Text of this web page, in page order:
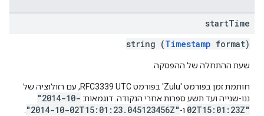
startTime
string (Timestamp format)
שעת ההתחלה של ההפסקה.
חותמת זמן בפורמט 'Zulu' בפורמט RFC3339 UTC, עם רזולוציה של
ננו-שנייה ועד תשע ספרות אחרי הנקודה. דוגמאות: "2014-10-
02T15:01:23Z" ו-"2014-10-02T15:01:23.045123456Z"